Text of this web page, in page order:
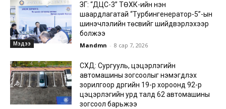
Мэдээ
ЗГ: “ДЦС-3” ТӨХК-ийн нэн
шаардлагатай “Турбингенератор-5”-ын
шинэчлэлийн төсвийг шийдвэрлэхээр
болжээ
Mandmn - 8 сар 7, 2026
СХД: Сургууль, цэцэрлэгийн
автомашины зогсоолыг нэмэгдүүлэх
зорилгоор дүүргийн 19-р хороонд 92-р
цэцэрлэгийн урд талд 62 автомашины
зогсоол барьжээ